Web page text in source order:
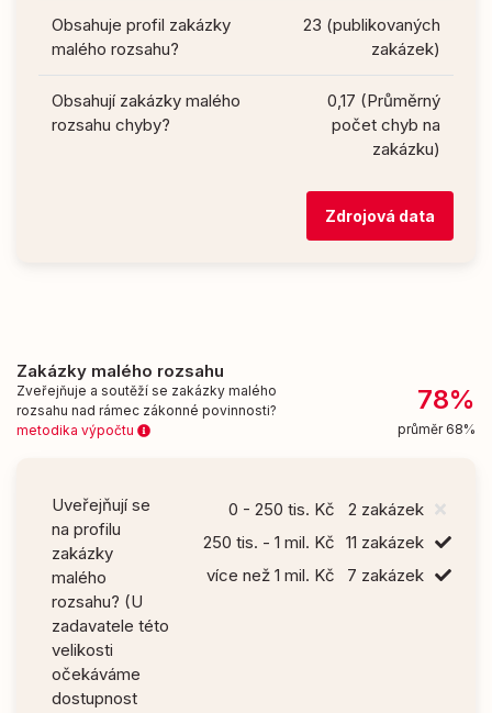
Obsahuje profil zakázky
malého rozsahu?
23 (publikovaných
zakázek)
Obsahují zakázky malého
rozsahu chyby?
0,17 (Průměrný
počet chyb na
zakázku)
Zdrojová data
Zakázky malého rozsahu
Zveřejňuje a soutěží se zakázky malého
rozsahu nad rámec zákonné povinnosti?
metodika výpočtu
78%
průměr 68%
Uveřejňují se
na profilu
zakázky
malého
rozsahu? (U
zadavatele této
velikosti
očekáváme
dostupnost
0 - 250 tis. Kč
2 zakázek
250 tis. - 1 mil. Kč 11 zakázek
více než 1 mil. Kč
7 zakázek